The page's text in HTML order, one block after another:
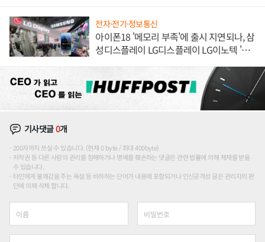
전자·전기·정보통신
아이폰18 '메모리 부족'에 출시 지연되나, 삼
성디스플레이 LG디스플레이 LG이노텍 '탈
기사댓글0개
200자까지 쓰실 수 있습니다. (현재 0 byte / 최대 400byte)
저작권 등 다른 사람의 권리를 침해하거나 명예를 훼손하는 댓글은 관련 법률에 의해 제재를 받을
수 있습니다.
타인에게 불쾌감을 주는 욕설 등 비하하는 단어가 내용에 포함되거나 인신공격성 글은 관리자의 판
단에 의해 삭제 합니다.